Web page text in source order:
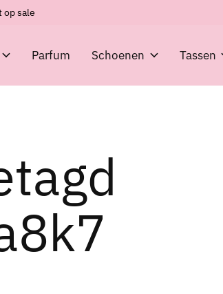
op sale
Parfum Schoenen Tassen